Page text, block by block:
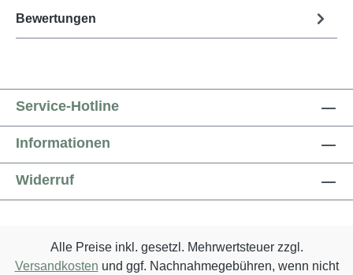
Bewertungen
Service-Hotline
Informationen
Widerruf
Alle Preise inkl. gesetzl. Mehrwertsteuer zzgl.
Versandkosten und ggf. Nachnahmegebühren, wenn nicht